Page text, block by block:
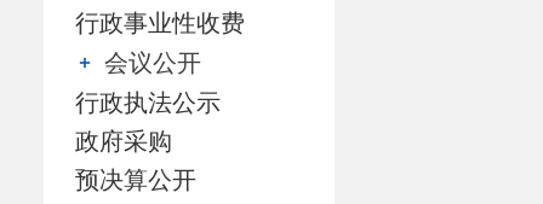
行政事业性收费
会议公开
行政执法公示
政府采购
预决算公开